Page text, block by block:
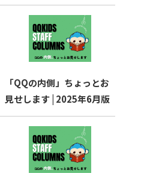
「QQの内側」ちょっとお
見せします | 2025年6月版